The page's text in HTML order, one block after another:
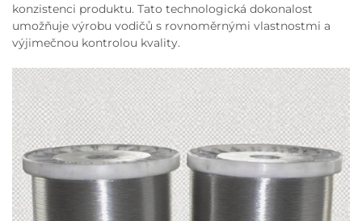
konzistenci produktu. Tato technologická dokonalost
umožňuje výrobu vodičů s rovnoměrnými vlastnostmi a
výjimečnou kontrolou kvality.